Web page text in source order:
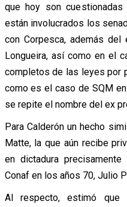
que hoy son
están involucrados los
con Corpesca, además del
Longueira, así como en el
completos de las leyes por
como es el caso de SQM
se repite el nombre del ex
Para Calderón un hecho
Matte, la que aún recibe
en dictadura
Conaf en los años 70, Julio
Al respecto, estimó que